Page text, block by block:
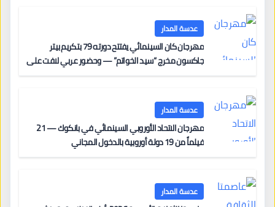
عدسة المدار
مهرجان كان السينمائي يفتتح دورته 79 بتكريم بيتر
جاكسون مخرج “سيد الخواتم” — وحضور عربي لافت على
عدسة المدار
مهرجان الاتحاد الأوروبي السينمائي في بانكوك — 21
فيلماً من 19 دولة أوروبية بالدخول المجاني
عدسة المدار